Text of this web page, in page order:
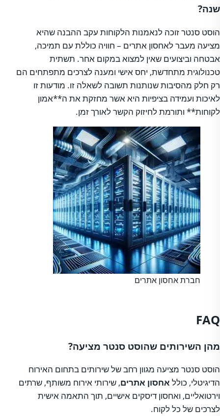
שנה?
הוסט סנטר זוכה לנאמנות הלקוחות עקב ההבנה שהיא
מציעה מעבר לאחסון אתרים – חוויה כוללת עם תמיכה,
אבטחה וביצועים שאין למצוא במקום אחר. תשתית
טכנולוגית מתחדשת, יחס אישי ומענה לצרכים מתפתחים הם
רק חלק מהסיבות שנותנות תשובה לשאלה זו. מודעות זו
לאיכות ועמידה בציפיות היא אשר מחזקת את ה**אמון
לקוחות** ותורמת לחיזוק הקשר לאורך זמן.
חברת אחסון אתרים
FAQ
מהן השירותים שהוסט סנטר מציעה?
הוסט סנטר מציעה מגוון רחב של שירותים בתחום האירוח
הדיגיטלי, כולל אחסון אתרים, שירותי אירוח משותף, שרתים
וירטואליים, ואחסון דיסקים אישיים, תוך התאמה אישית
לצרכים של כל לקוח.